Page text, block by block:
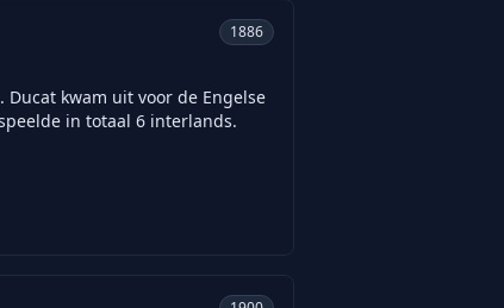
1886
kwam uit voor de Engelse
in totaal 6 interlands.